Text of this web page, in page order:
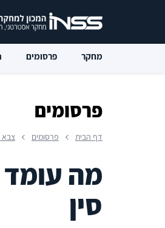
מחקר פרסומים
פרסומים
דף הבית פרסומים צבא
מה עומד
סין